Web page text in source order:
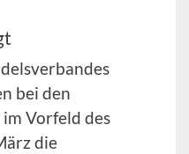
bei den
Vorfeld des
die